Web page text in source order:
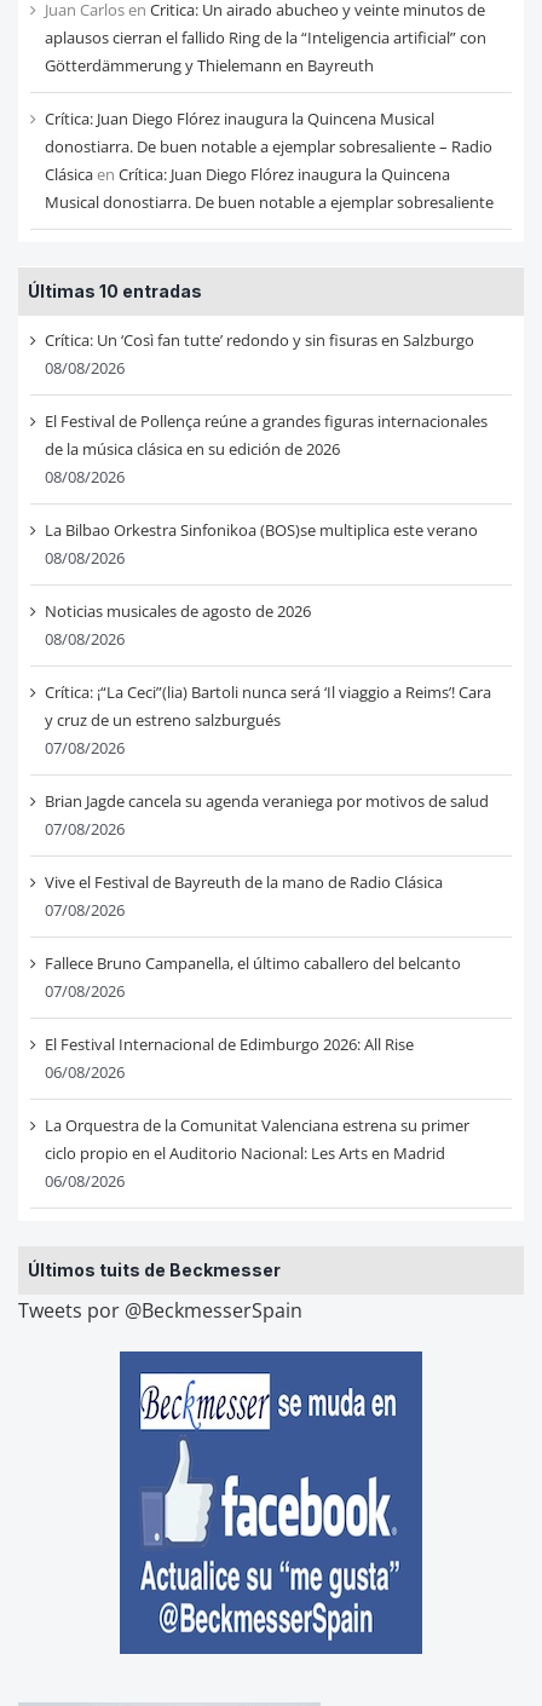
Juan Carlosen Critica: Un airado abucheo y veinte minutos de
aplausos cierran el fallido Ring de la “Inteligencia artificial” con
Götterdämmerung y Thielemann en Bayreuth
Crítica: Juan Diego Flórez inaugura la Quincena Musical
donostiarra. De buen notable a ejemplar sobresaliente – Radio
Clásicaen Crítica: Juan Diego Flórez inaugura la Quincena
Musical donostiarra. De buen notable a ejemplar sobresaliente
Últimas 10 entradas
Crítica: Un ‘Così fan tutte’ redondo y sin fisuras en Salzburgo
08/08/2026
El Festival de Pollença reúne a grandes figuras internacionales
de la música clásica en su edición de 2026
08/08/2026
La Bilbao Orkestra Sinfonikoa (BOS)se multiplica este verano
08/08/2026
Noticias musicales de agosto de 2026
08/08/2026
Crítica: ¡“La Ceci”(lia) Bartoli nunca será ‘Il viaggio a Reims’! Cara
y cruz de un estreno salzburgués
07/08/2026
Brian Jagde cancela su agenda veraniega por motivos de salud
07/08/2026
Vive el Festival de Bayreuth de la mano de Radio Clásica
07/08/2026
Fallece Bruno Campanella, el último caballero del belcanto
07/08/2026
El Festival Internacional de Edimburgo 2026: All Rise
06/08/2026
La Orquestra de la Comunitat Valenciana estrena su primer
ciclo propio en el Auditorio Nacional: Les Arts en Madrid
06/08/2026
Últimos tuits de Beckmesser
Tweets por @BeckmesserSpain